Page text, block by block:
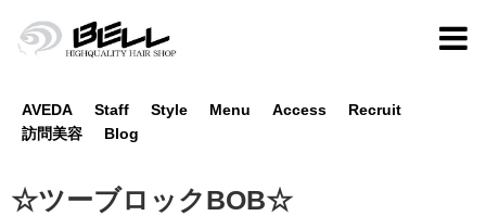
AVEDA Staff Style Menu Access
Recruit
訪問美容
Blog
☆ツーブロックBOB☆